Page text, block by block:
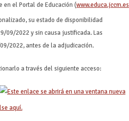
en el Portal de Educación (www.educa.jccm.es
su estado de disponibilidad
09/2022 y sin causa justificada. Las
2022, antes de la adjudicación.
a través del siguiente acceso:
aquí.